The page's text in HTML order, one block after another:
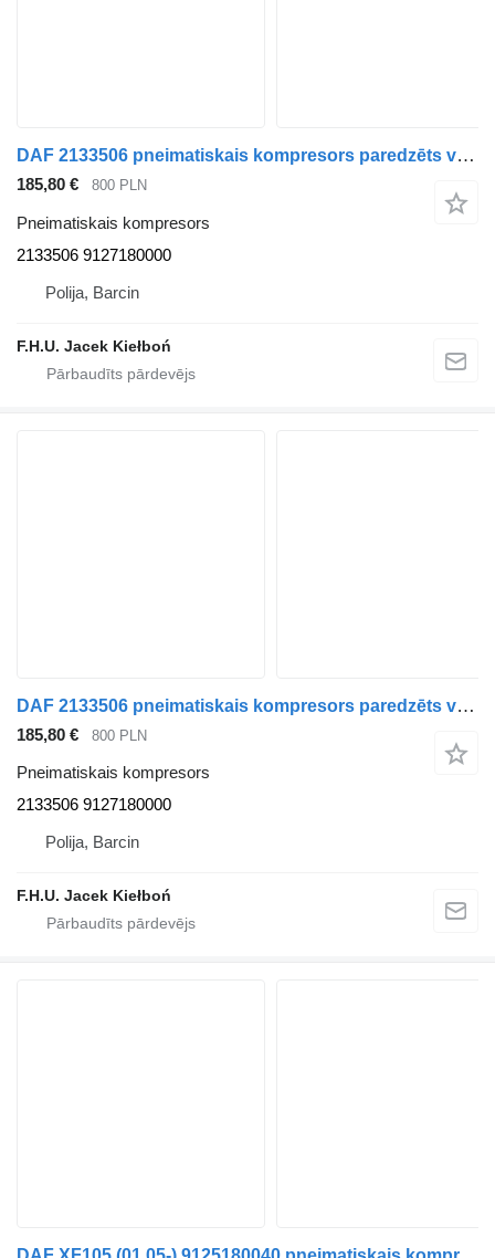
DAF 2133506 pneimatiskais kompresors paredzēts vilcēja
185,80 € 800 PLN
Pneimatiskais kompresors
2133506 9127180000
Polija, Barcin
F.H.U. Jacek Kiełboń
DAF 2133506 pneimatiskais kompresors paredzēts vilcēja
185,80 € 800 PLN
Pneimatiskais kompresors
2133506 9127180000
Polija, Barcin
F.H.U. Jacek Kiełboń